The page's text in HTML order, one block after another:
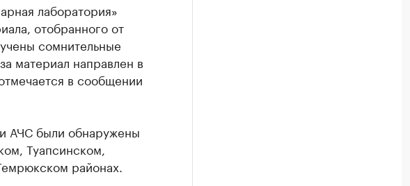
лаборатория»
отобранного от
сомнительные
материал направлен в
в сообщении
АЧС были обнаружены
Туапсинском,
районах.